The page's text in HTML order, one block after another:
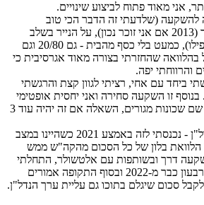
אני מאוד פתוח לביצוע שינויים.
להשקעה (שלדעתי זה הדבר הכי טוב
שעשיתי) קניתי ממש צעיר (2013 אם אני זוכר נכון), על הנייר בשלב
מוקדם (לפני בנק מלווה אפילו), כמעט בלי כסף מהבית - גם 20/80 וגם
גדול בהלוואה שהחזרתי בצורה מאוד אגרסיבית כי
והרווחתי יפה.
עם אחי, רציתי לגוון קצת והרגשתי
זו השקעה סחירה ואני יחסית אופטימי
לגביה (כלומר בטוח שיבנו שם שכונות מגורים, השאלה אם זה יהיה עוד 3
השקעה אלטרנטיבית בנדל"ן - נכנסתי לזה באמצע 2021 כשהיינו במצב
הלוואת בלון של כל הסכום מהקה"ש ממש
דרך ובשותפות עם אלטשולר, התחלתי
לקבל תשלומי תשואה כל רבעון כבר מ-2022 ובסוף התקופה אמורים
סכום שיגלם בתוכו גם עליית ערך הנדל"ן.